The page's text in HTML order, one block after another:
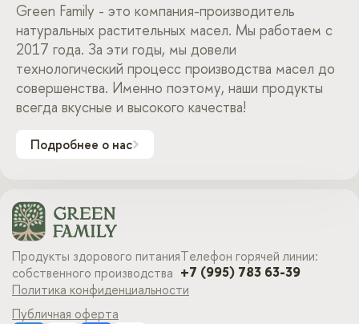
Подробнее о нас
Green Family - это компания-производитель
натуральных растительных масел. Мы работаем с
2017 года. За эти годы, мы довели
технологический процесс производства масел до
совершенства. Именно поэтому, наши продукты
всегда вкусные и высокого качества!
Продукты здорового питания
собственного производства
Телефон горячей линии:
+7 (995) 783 63-39
Политика конфиденциальности
Публичная оферта